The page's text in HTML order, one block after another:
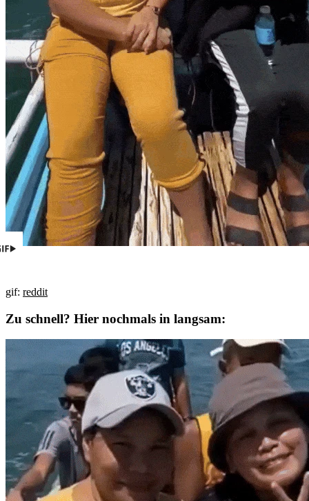
gif: reddit
Zu schnell? Hier nochmals in langsam: